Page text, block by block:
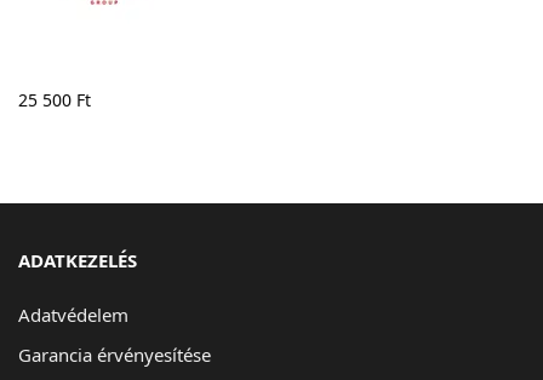
25 500 Ft
ADATKEZELÉS
Adatvédelem
Garancia érvényesítése